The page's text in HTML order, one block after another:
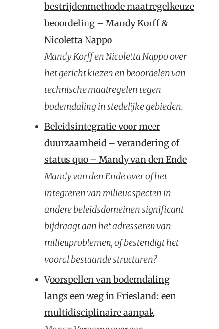
bestrijdenmethode maatregelkeuze
beoordeling – Mandy Korff &
Nicoletta Nappo
Mandy Korff en Nicoletta Nappo over
het gericht kiezen en beoordelen van
technische maatregelen tegen
bodemdaling in stedelijke gebieden.
Beleidsintegratie voor meer
duurzaamheid – verandering of
status quo – Mandy van den Ende
Mandy van den Ende over of het
integreren van milieuaspecten in
andere beleidsdomeinen significant
bijdraagt aan het adresseren van
milieuproblemen, of bestendigt het
vooral bestaande structuren?
Voorspellen van bodemdaling
langs een weg in Friesland: een
multidisciplinaire aanpak